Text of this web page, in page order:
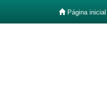
Página inicial